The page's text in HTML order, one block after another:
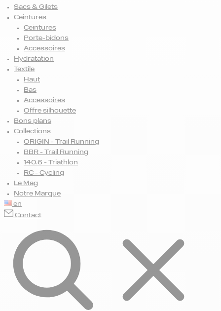
Sacs & Gilets
Ceintures
Ceintures
Porte-bidons
Accessoires
Hydratation
Textile
Haut
Bas
Accessoires
Offre silhouette
Bons plans
Collections
ORIGIN - Trail Running
BBR - Trail Running
140.6 - Triathlon
RC - Cycling
Le Mag
Notre Marque
en
Contact